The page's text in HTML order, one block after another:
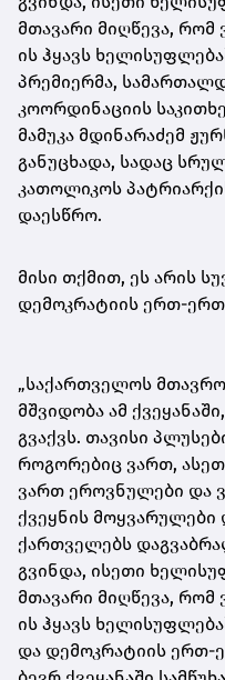
მთავარი მიღწევა,
ის ჰყავს
პრემიერმა,
კოორდინაციის
მამუკა მდინარაძემ
განუცხადა, სადაც
კათოლიკოს
დაესწრო.
მისი თქმით, ეს არის
დემოკრატიის ერთ-
„საქართველოს
მშვიდობა ამ
გვაქვს. თავისი
როგორებიც ვართ,
ვართ ეროვნულები და
ქვეყნის მოყვარულები
ქართველებს
გვინდა, ისეთი
მთავარი მიღწევა,
ის ჰყავს
და დემოკრატიის ერთ-